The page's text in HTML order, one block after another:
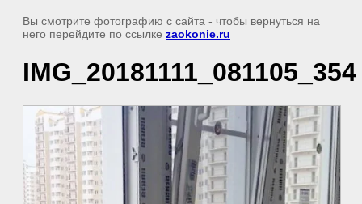
Вы смотрите фотографию с сайта - чтобы вернуться на
него перейдите по ссылке zaokonie.ru
IMG_20181111_081105_354